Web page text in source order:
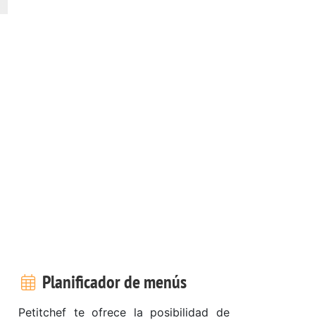
Planificador de menús
Petitchef te ofrece la posibilidad de